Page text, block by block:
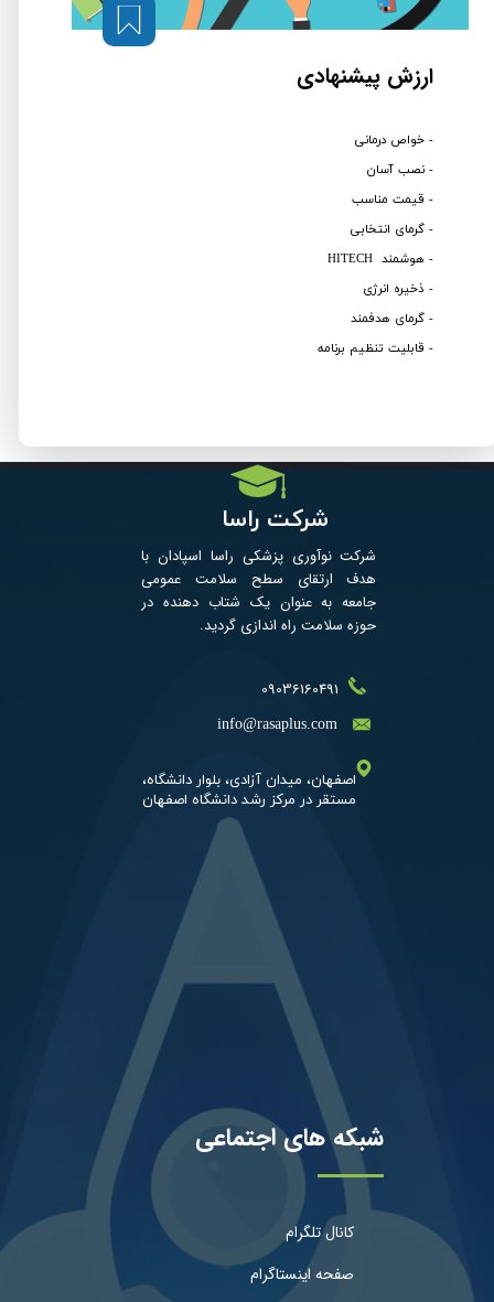
ارزش پیشنهادی
- خواص درمانی
- نصب آسان
- قیمت مناسب
- گرمای انتخابی
- هوشمند HITECH
- ذخیره انرژی
- گرمای هدفمند
- قابلیت تنظیم برنامه
09036160491
​info@rasaplus.com
شرکت راسا
شرکت نوآوری پزشکی راسا اسپادان با
هدف ارتقای سطح سلامت عمومی
جامعه به عنوان یک شتاب­ دهنده در
حوزه سلامت راه اندازی گردید. ​​​
شبکه های اجتماعی
کانال تلگرام
صفحه اینستاگرام